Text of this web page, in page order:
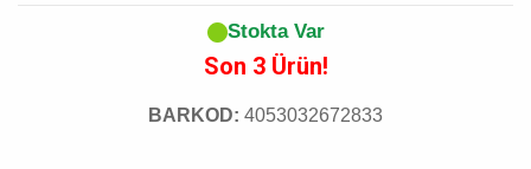
Stokta Var
Son 3 Ürün!
BARKOD: 4053032672833